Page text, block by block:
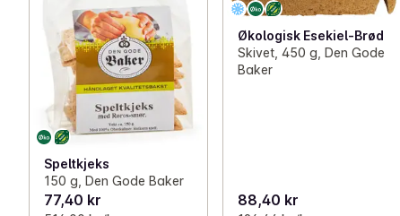
Speltkjeks
150 g, Den Gode Baker
77,40 kr
Økologisk Esekiel-Brød
Skivet, 450 g, Den Gode
Baker
88,40 kr